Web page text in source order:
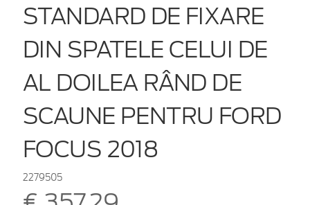
STANDARD DE FIXARE
DIN SPATELE CELUI DE
AL DOILEA RÂND DE
SCAUNE PENTRU FORD
FOCUS 2018
2279505